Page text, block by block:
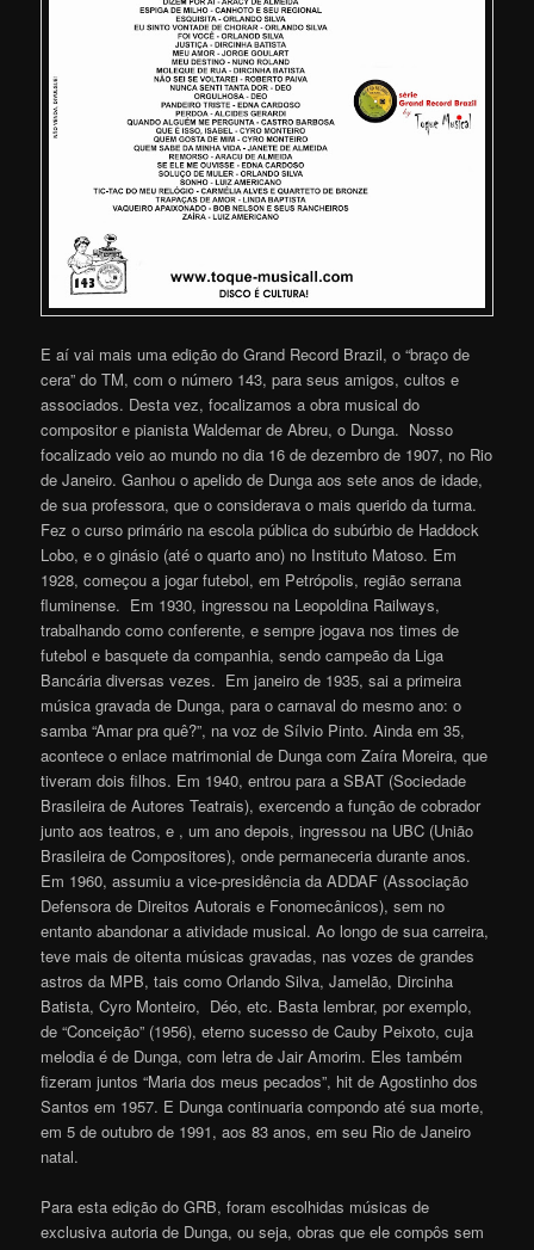
E aí vai mais uma edição do Grand Record Brazil, o “braço de
cera” do TM, com o número 143, para seus amigos, cultos e
associados. Desta vez, focalizamos a obra musical do
compositor e pianista Waldemar de Abreu, o Dunga. Nosso
focalizado veio ao mundo no dia 16 de dezembro de 1907, no Rio
de Janeiro. Ganhou o apelido de Dunga aos sete anos de idade,
de sua professora, que o considerava o mais querido da turma.
Fez o curso primário na escola pública do subúrbio de Haddock
Lobo, e o ginásio (até o quarto ano) no Instituto Matoso. Em
1928, começou a jogar futebol, em Petrópolis, região serrana
fluminense. Em 1930, ingressou na Leopoldina Railways,
trabalhando como conferente, e sempre jogava nos times de
futebol e basquete da companhia, sendo campeão da Liga
Bancária diversas vezes. Em janeiro de 1935, sai a primeira
música gravada de Dunga, para o carnaval do mesmo ano: o
samba “Amar pra quê?”, na voz de Sílvio Pinto. Ainda em 35,
acontece o enlace matrimonial de Dunga com Zaíra Moreira, que
tiveram dois filhos. Em 1940, entrou para a SBAT (Sociedade
Brasileira de Autores Teatrais), exercendo a função de cobrador
junto aos teatros, e , um ano depois, ingressou na UBC (União
Brasileira de Compositores), onde permaneceria durante anos.
Em 1960, assumiu a vice-presidência da ADDAF (Associação
Defensora de Direitos Autorais e Fonomecânicos), sem no
entanto abandonar a atividade musical. Ao longo de sua carreira,
teve mais de oitenta músicas gravadas, nas vozes de grandes
astros da MPB, tais como Orlando Silva, Jamelão, Dircinha
Batista, Cyro Monteiro, Déo, etc. Basta lembrar, por exemplo,
de “Conceição” (1956), eterno sucesso de Cauby Peixoto, cuja
melodia é de Dunga, com letra de Jair Amorim. Eles também
fizeram juntos “Maria dos meus pecados”, hit de Agostinho dos
Santos em 1957. E Dunga continuaria compondo até sua morte,
em 5 de outubro de 1991, aos 83 anos, em seu Rio de Janeiro
natal.
Para esta edição do GRB, foram escolhidas músicas de
exclusiva autoria de Dunga, ou seja, obras que ele compôs sem